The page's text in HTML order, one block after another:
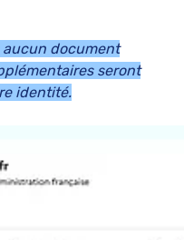
aucun document
seront
identité.